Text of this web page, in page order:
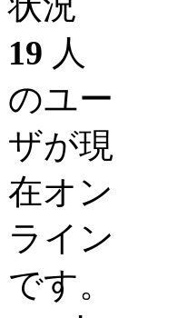
19 人
のユー
ザが現
在オン
ライン
です。